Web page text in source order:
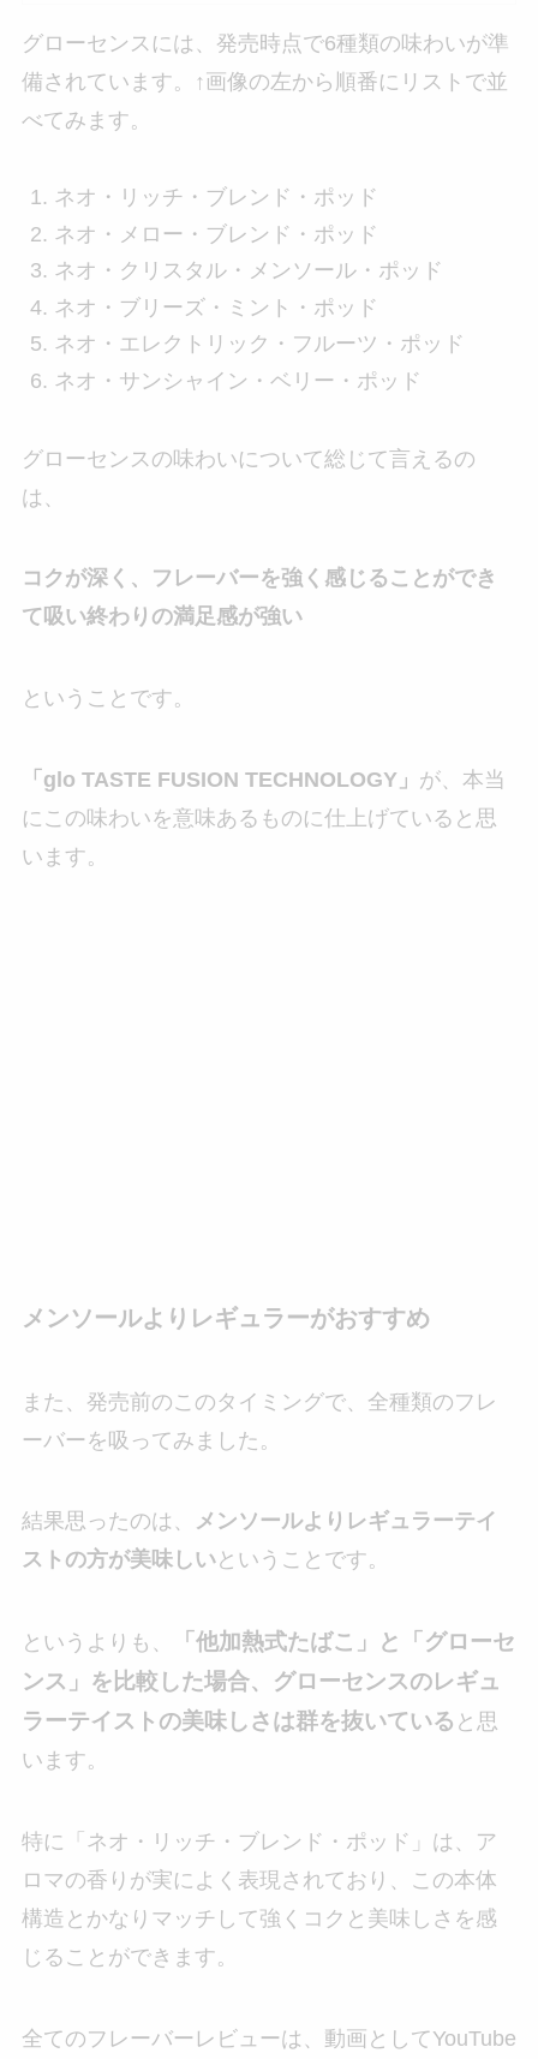
グローセンスには、発売時点で6種類の味わいが準
備されています。↑画像の左から順番にリストで並
べてみます。
ネオ・リッチ・ブレンド・ポッド
ネオ・メロー・ブレンド・ポッド
ネオ・クリスタル・メンソール・ポッド
ネオ・ブリーズ・ミント・ポッド
ネオ・エレクトリック・フルーツ・ポッド
ネオ・サンシャイン・ベリー・ポッド
グローセンスの味わいについて総じて言えるの
は、
コクが深く、フレーバーを強く感じることができ
て吸い終わりの満足感が強い
ということです。
「glo TASTE FUSION TECHNOLOGY」 が、本当
にこの味わいを意味あるものに仕上げていると思
います。
メンソールよりレギュラーがおすすめ
また、発売前のこのタイミングで、全種類のフレ
ーバーを吸ってみました。
結果思ったのは、
メンソールよりレギュラーテイ
ストの方が美味しいということです。
というよりも、
「他加熱式たばこ」と「グローセ
ンス」を比較した場合、グローセンスのレギュ
ラーテイストの美味しさは群を抜いている と思
います。
特に「ネオ・リッチ・ブレンド・ポッド」は、ア
ロマの香りが実によく表現されており、この本体
構造とかなりマッチして強くコクと美味しさを感
じることができます。
全てのフレーバーレビューは、動画としてYouTube